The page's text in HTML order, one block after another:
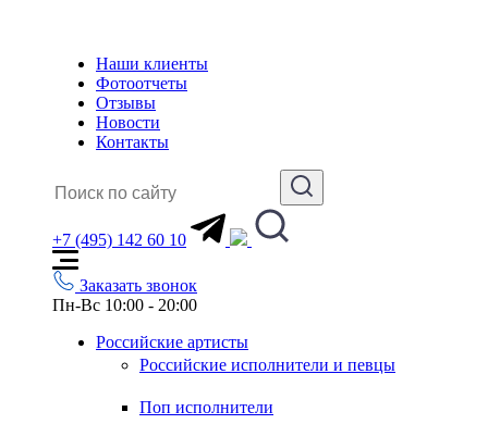
Наши клиенты
Фотоотчеты
Отзывы
Новости
Контакты
+7 (495) 142 60 10
Заказать звонок
Пн-Вс 10:00 - 20:00
Российские артисты
Российские исполнители и певцы
Поп исполнители